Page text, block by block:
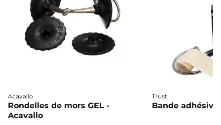
Acavallo
Rondelles de mors GEL -
Acavallo
Trust
Bande adhésive